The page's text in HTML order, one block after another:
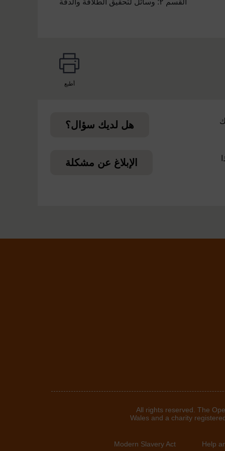
القسم ٢: وسائل لتحقيق الطلاقة والدقة
أطبع
هل لديك سؤال؟
الإبلاغ عن مشكلة
©2024. All rights reserved.
Wales and a charity
Help
Modern Slavery Act